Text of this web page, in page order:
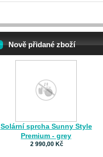
Nově přidané zboží
Solární sprcha Sunny Style
Premium - grey
2 990,00 Kč